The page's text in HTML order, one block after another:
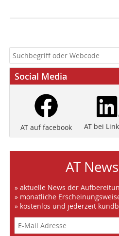
Social Media
AT auf facebook AT bei
AT
» aktuelle News der
» monatliche
» kostenlos und jederzeit